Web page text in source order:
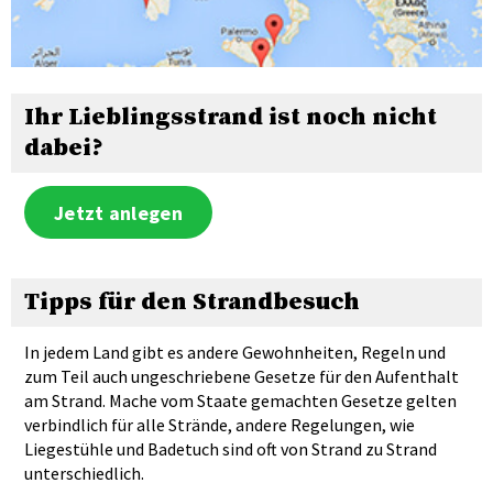
Ihr Lieblingsstrand ist noch nicht
dabei?
Jetzt anlegen
Tipps für den Strandbesuch
In jedem Land gibt es andere Gewohnheiten, Regeln und
zum Teil auch ungeschriebene Gesetze für den Aufenthalt
am Strand. Mache vom Staate gemachten Gesetze gelten
verbindlich für alle Strände, andere Regelungen, wie
Liegestühle und Badetuch sind oft von Strand zu Strand
unterschiedlich.